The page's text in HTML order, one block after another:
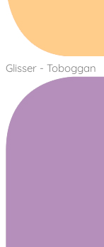
Glisser - Toboggan